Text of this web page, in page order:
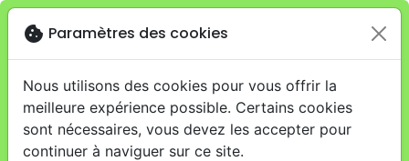
Je veux retirer ma commande au 4, rue Audubon
(Gare de Lyon), Parisclose
warningCette boutique en ligne est limitée au retrait en
magasin.
Pour les livraisons à domicile, veuillez passer vos
commandes sur la boutique La Maison de la Bible
cookie Paramètres des cookies
Nous utilisons des cookies pour vous offrir la
meilleure expérience possible. Certains cookies
sont nécessaires, vous devez les accepter pour
continuer à naviguer sur ce site.